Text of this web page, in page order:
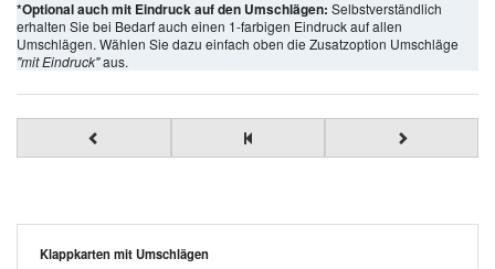
*Optional auch mit Eindruck auf den Umschlägen: Selbstverständlich
erhalten Sie bei Bedarf auch einen 1-farbigen Eindruck auf allen
Umschlägen. Wählen Sie dazu einfach oben die Zusatzoption Umschläge
"mit Eindruck"aus.
Klappkarten mit Umschlägen